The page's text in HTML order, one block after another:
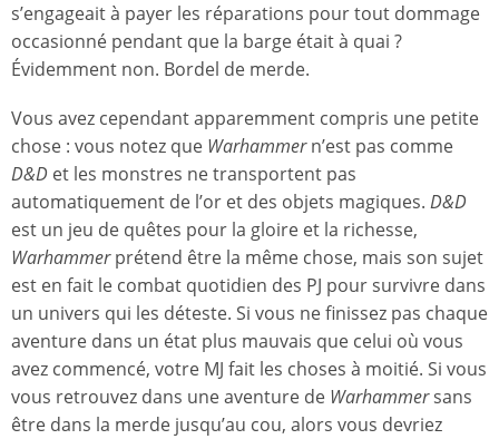
s’engageait à payer les réparations pour tout dommage
occasionné pendant que la barge était à quai ?
Évidemment non. Bordel de merde.
Vous avez cependant apparemment compris une petite
chose : vous notez que Warhammern’est pas comme
D&D et les monstres ne transportent pas
automatiquement de l’or et des objets magiques. D&D
est un jeu de quêtes pour la gloire et la richesse,
Warhammerprétend être la même chose, mais son sujet
est en fait le combat quotidien des PJ pour survivre dans
un univers qui les déteste. Si vous ne finissez pas chaque
aventure dans un état plus mauvais que celui où vous
avez commencé, votre MJ fait les choses à moitié. Si vous
vous retrouvez dans une aventure de Warhammersans
être dans la merde jusqu’au cou, alors vous devriez